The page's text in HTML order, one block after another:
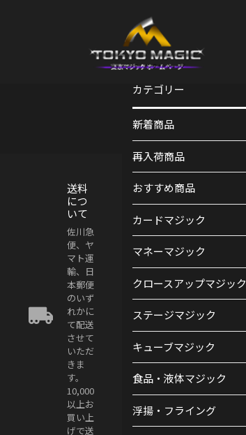
カテゴリー
新着商品
再入荷商品
おすすめ商品
カードマジック
マネーマジック
クロースアップマジック
ステージマジック
キューブマジック
食品・液体マジック
浮揚・フライング
送料
につ
いて
佐川急
便、ヤ
マト運
輸、日
本郵便
のいず
れかに
て配送
させて
いただ
きま
す。
10,000
以上お
買い上
げで送